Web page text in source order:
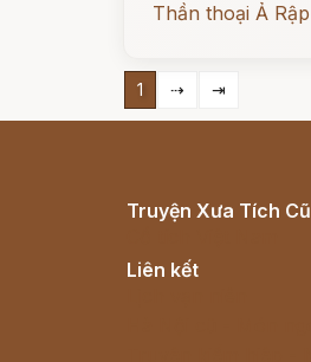
Thần thoại Ả Rập
1 ⇢ ⇥
Truyện Xưa Tích Cũ
Liên kết